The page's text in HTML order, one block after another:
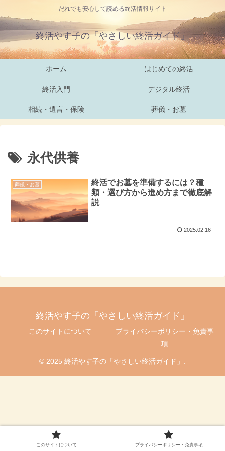
だれでも安心して読める終活情報サイト
終活やす子の「やさしい終活ガイド」
ホーム はじめての終活
終活入門 デジタル終活
相続・遺言・保険 葬儀・お墓
永代供養
葬儀・お墓
終活でお墓を準備するには？種
類・選び方から進め方まで徹底解
説
2025.02.16
終活やす子の「やさしい終活ガイド」
このサイトについて
プライバシーポリシー・免責事
項
© 2025 終活やす子の「やさしい終活ガイド」.
このサイトについて プライバシーポリシー・免責事項